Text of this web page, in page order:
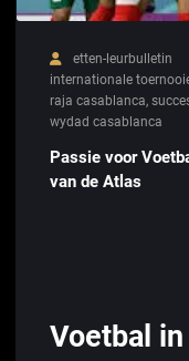
etten-leurbulletin
internationale
raja casablanca,
wydad casablanca
Passie voor
van de Atlas
Voetbal